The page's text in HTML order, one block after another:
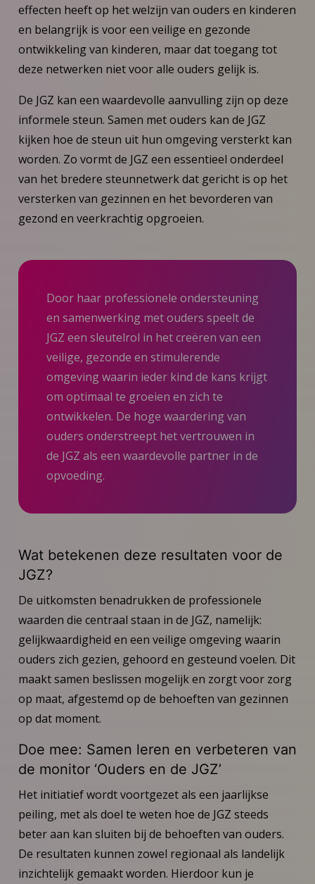
effecten heeft op het welzijn van ouders en kinderen
en belangrijk is voor een veilige en gezonde
ontwikkeling van kinderen, maar dat toegang tot
deze netwerken niet voor alle ouders gelijk is.
De JGZ kan een waardevolle aanvulling zijn op deze
informele steun. Samen met ouders kan de JGZ
kijken hoe de steun uit hun omgeving versterkt kan
worden. Zo vormt de JGZ een essentieel onderdeel
van het bredere steunnetwerk dat gericht is op het
versterken van gezinnen en het bevorderen van
gezond en veerkrachtig opgroeien.
Door haar professionele ondersteuning
en samenwerking met ouders speelt de
JGZ een sleutelrol in het creëren van een
veilige, gezonde en stimulerende
omgeving waarin ieder kind de kans krijgt
om optimaal te groeien en zich te
ontwikkelen. De hoge waardering van
ouders onderstreept het vertrouwen in
de JGZ als een waardevolle partner in de
opvoeding.
Wat betekenen deze resultaten voor de
JGZ?
De uitkomsten benadrukken de professionele
waarden die centraal staan in de JGZ, namelijk:
gelijkwaardigheid en een veilige omgeving waarin
ouders zich gezien, gehoord en gesteund voelen. Dit
maakt samen beslissen mogelijk en zorgt voor zorg
op maat, afgestemd op de behoeften van gezinnen
op dat moment.
Doe mee: Samen leren en verbeteren van
de monitor ‘Ouders en de JGZ’
Het initiatief wordt voortgezet als een jaarlijkse
peiling, met als doel te weten hoe de JGZ steeds
beter aan kan sluiten bij de behoeften van ouders.
De resultaten kunnen zowel regionaal als landelijk
inzichtelijk gemaakt worden. Hierdoor kun je